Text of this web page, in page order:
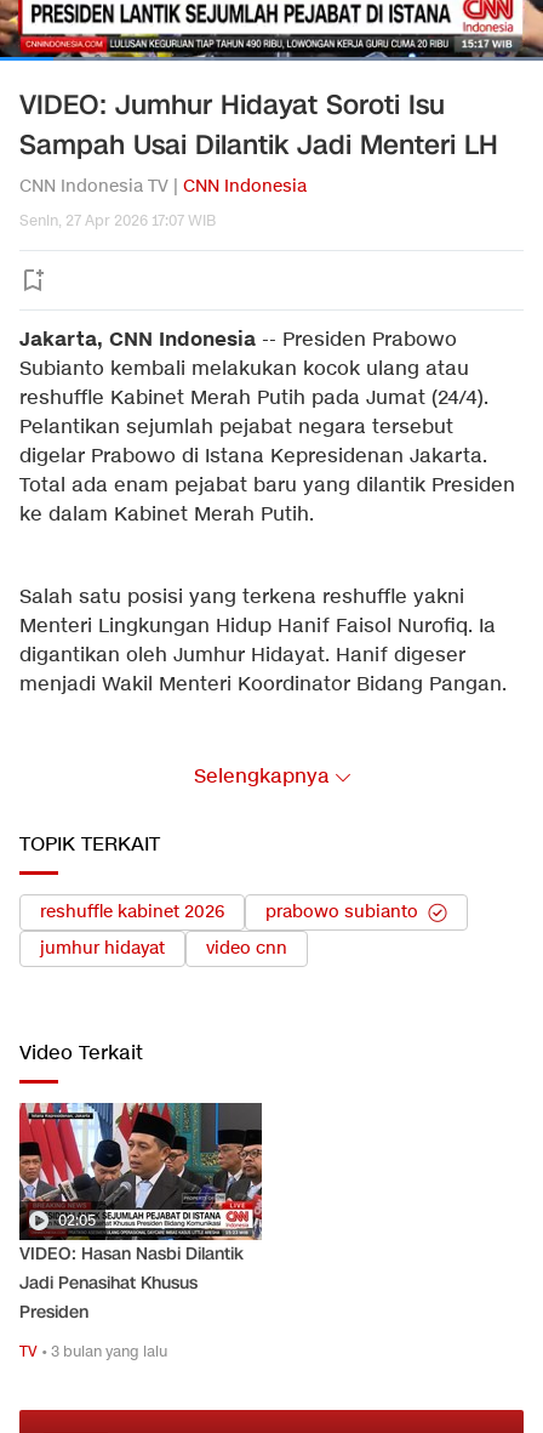
VIDEO: Jumhur Hidayat Soroti Isu
Sampah Usai Dilantik Jadi Menteri LH
CNN Indonesia TV | CNN Indonesia
Senin, 27 Apr 2026 17:07 WIB
Jakarta, CNN Indonesia -- Presiden Prabowo
Subianto kembali melakukan kocok ulang atau
reshuffle Kabinet Merah Putih pada Jumat (24/4).
Pelantikan sejumlah pejabat negara tersebut
digelar Prabowo di Istana Kepresidenan Jakarta.
Total ada enam pejabat baru yang dilantik Presiden
ke dalam Kabinet Merah Putih.
Salah satu posisi yang terkena reshuffle yakni
Menteri Lingkungan Hidup Hanif Faisol Nurofiq. Ia
digantikan oleh Jumhur Hidayat. Hanif digeser
menjadi Wakil Menteri Koordinator Bidang Pangan.
Berikut daftar lengkap reshuffle kabinet yang
Komunikasi Pemerintah (Bakom)
Staf Kepresidenan (KSP)
3. Abdul Kadir Karding menjadi Kepala Badan
Karantina Nasional
5. Jumhur Hidayat menjadi Menteri Lingkungan
Hidup (LH)
6. Hanif Faisol menjadi Wakil Menteri Koordinator
Pangan
Selengkapnya
TOPIK TERKAIT
reshuffle kabinet 2026
prabowo subianto
jumhur hidayat
video cnn
Video Terkait
02:05
VIDEO: Hasan Nasbi Dilantik
Jadi Penasihat Khusus
Presiden
TV •3 bulan yang lalu